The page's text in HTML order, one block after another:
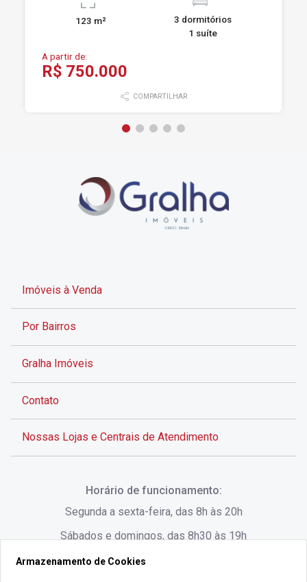
123 m²
3 dormitórios
1 suíte
A partir de:
R$ 750.000
COMPARTILHAR
Imóveis à Venda
Por Bairros
Gralha Imóveis
Contato
Nossas Lojas e Centrais de Atendimento
Rua Lauro Linhares, 1080 - Trindade, Florianópolis -
Horário de funcionamento:
Segunda a sexta-feira, das 8h às 20h
Sábados e domingos, das 8h30 às 19h
Armazenamento de Cookies